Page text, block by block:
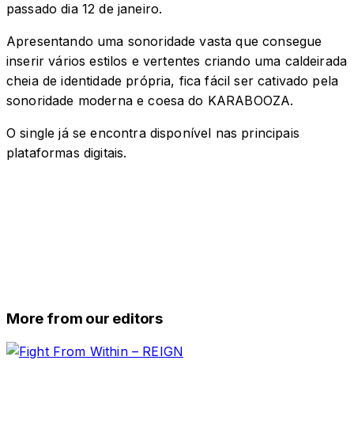
passado dia 12 de janeiro.
Apresentando uma sonoridade vasta que consegue
inserir vários estilos e vertentes criando uma caldeirada
cheia de identidade própria, fica fácil ser cativado pela
sonoridade moderna e coesa do KARABOOZA.
O single já se encontra disponível nas principais
plataformas digitais.
More from our editors